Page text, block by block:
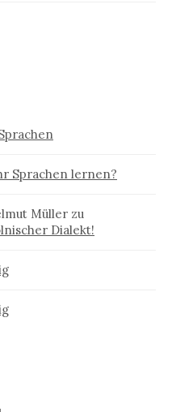
Sprachen lernen?
Müller zu
Dialekt!